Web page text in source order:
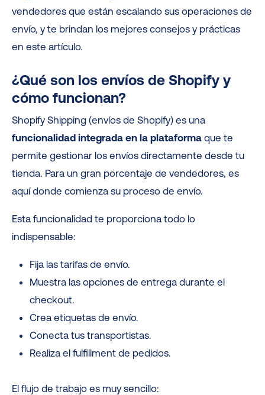
vendedores que están escalando sus operaciones de
envío, y te brindan los mejores consejos y prácticas
en este artículo.
¿Qué son los envíos de Shopify y
cómo funcionan?
Shopify Shipping (envíos de Shopify) es una
funcionalidad integrada en la plataforma que te
permite gestionar los envíos directamente desde tu
tienda. Para un gran porcentaje de vendedores, es
aquí donde comienza su proceso de envío.
Esta funcionalidad te proporciona todo lo
indispensable:
Fija las tarifas de envío.
Muestra las opciones de entrega durante el
checkout.
Crea etiquetas de envío.
Conecta tus transportistas.
Realiza el fulfillment de pedidos.
El flujo de trabajo es muy sencillo: